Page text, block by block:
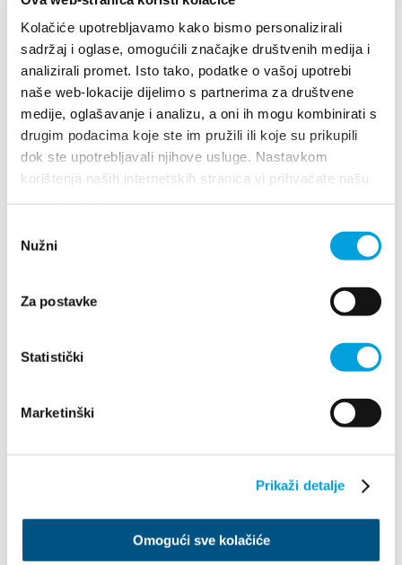
Kolačiće upotrebljavamo kako bismo personalizirali
sadržaj i oglase, omogućili značajke društvenih medija i
analizirali promet. Isto tako, podatke o vašoj upotrebi
naše web-lokacije dijelimo s partnerima za društvene
medije, oglašavanje i analizu, a oni ih mogu kombinirati s
drugim podacima koje ste im pružili ili koje su prikupili
dok ste upotrebljavali njihove usluge. Nastavkom
korištenja naših internetskih stranica vi prihvaćate našu
pristanka
Nužni
Za postavke
Statistički
Marketinški
Prikaži detalje
Omogući sve kolačiće
+38598867259
dm.brankica@yahoo.com
Branko Matić
Težački put 2, 21214 Kaštel Kambelovac
+385912674731
branko.matic@pivac.hr
Cecilija Žulj
+385919105754